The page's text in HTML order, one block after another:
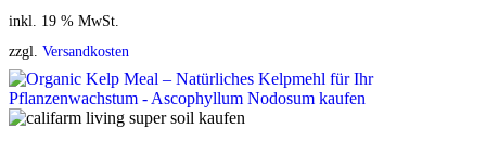
inkl. 19 % MwSt.
zzgl. Versandkosten